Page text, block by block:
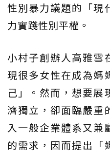
性別暴力議題的「現
力實踐性別平權。
小村子創辦人高雅雪
現很多女性在成為媽
己」。然而，想要展
濟獨立，卻面臨嚴重
入一般企業體系又兼
的需求，因而提出「